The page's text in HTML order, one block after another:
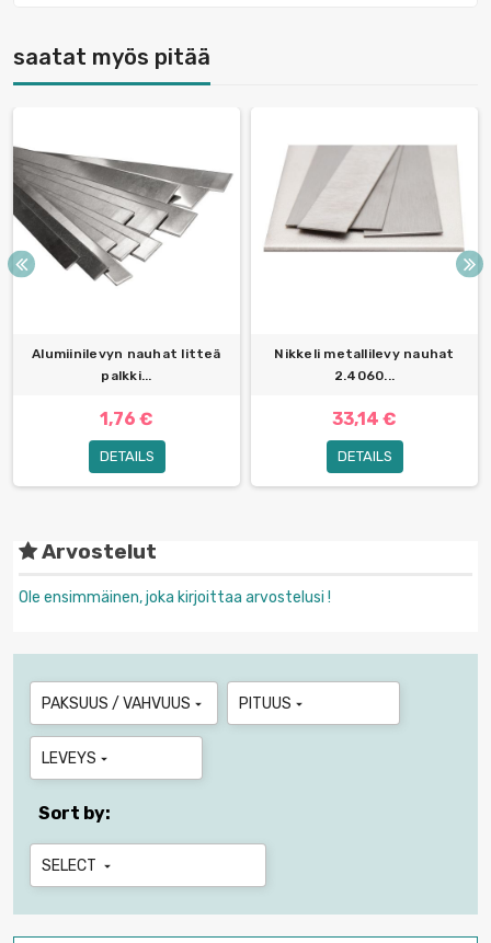
saatat myös pitää
Alumiinilevyn nauhat litteä
palkki...
1,76 €
DETAILS
Nikkeli metallilevy nauhat
2.4060...
33,14 €
DETAILS
Arvostelut
Ole ensimmäinen, joka kirjoittaa arvostelusi !
PAKSUUS / VAHVUUS  PITUUS 
LEVEYS 
Sort by:
SELECT 